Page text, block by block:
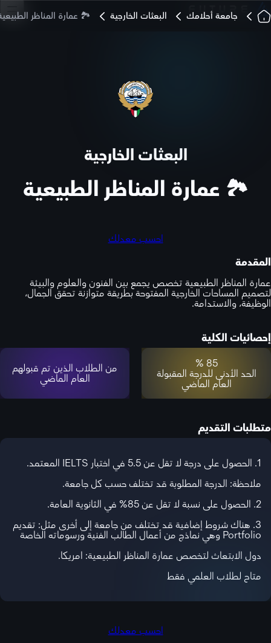
جامعة أحلامك البعثات الخارجية 🏞️ عمارة المناظر
البعثات الخارجية
🏞️ عمارة المناظر الطبيعية
احسب معدلك
المقدمة
عمارة المناظر الطبيعية تخصص يجمع بين الفنون والعلوم والبيئة
لتصميم المساحات الخارجية المفتوحة بطريقة متوازنة تحقق الجمال،
الوظيفة، والاستدامة.
إحصائيات الكلية
85 %
الحد الأدنى للدرجة المقبولة
العام الماضي
من الطلاب الذين تم قبولهم
العام الماضي
متطلبات التقديم
1. الحصول على درجة لا تقل عن 5.5 في اختبار IELTS المعتمد.
ملاحظة: الدرجة المطلوبة قد تختلف حسب كل جامعة.
2. الحصول على نسبة لا تقل عن 85% في الثانوية العامة.
3. هناك شروط إضافية قد تختلف من جامعة إلى أخرى مثل: تقديم
Portfolio وهي نماذج من أعمال الطالب الفنية ورسوماته الخاصة
دول الابتعاث لتخصص عمارة المناظر الطبيعية: امريكا.
متاح لطلاب العلمي فقط
احسب معدلك